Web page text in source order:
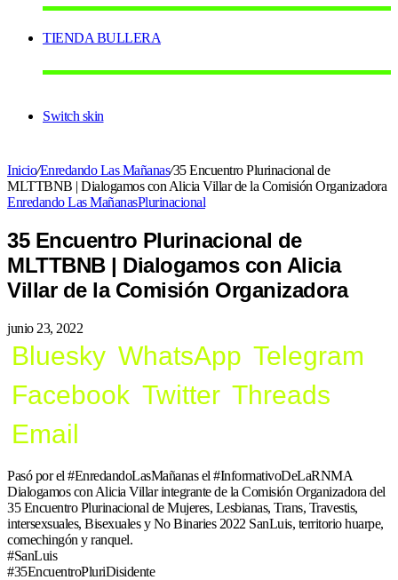
TIENDA BULLERA
Switch skin
Inicio/Enredando Las Mañanas/35 Encuentro Plurinacional de
MLTTBNB | Dialogamos con Alicia Villar de la Comisión Organizadora
Enredando Las MañanasPlurinacional
35 Encuentro Plurinacional de
MLTTBNB | Dialogamos con Alicia
Villar de la Comisión Organizadora
junio 23, 2022
Bluesky WhatsApp Telegram
Facebook Twitter Threads
Email
Pasó por el #EnredandoLasMañanas el #InformativoDeLaRNMA
Dialogamos con Alicia Villar integrante de la Comisión Organizadora del
35 Encuentro Plurinacional de Mujeres, Lesbianas, Trans, Travestis,
intersexsuales, Bisexuales y No Binaries 2022 SanLuis, territorio huarpe,
comechingón y ranquel.
#SanLuis
#35EncuentroPluriDisidente